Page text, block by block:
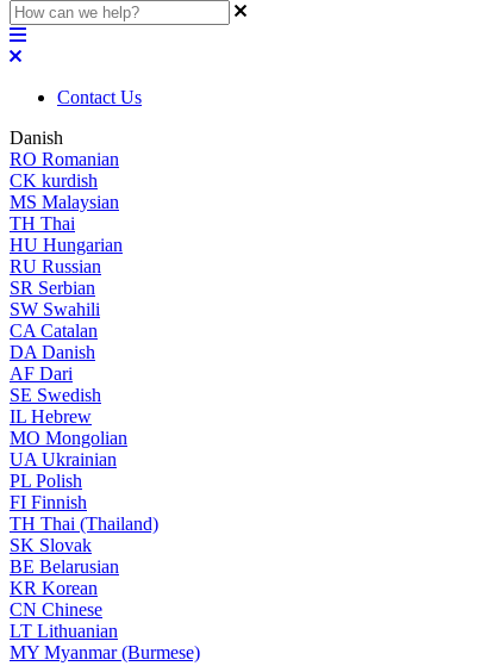
Contact Us
Danish
RO Romanian
CK kurdish
MS Malaysian
TH Thai
HU Hungarian
RU Russian
SR Serbian
SW Swahili
CA Catalan
DA Danish
AF Dari
SE Swedish
IL Hebrew
MO Mongolian
UA Ukrainian
PL Polish
FI Finnish
TH Thai (Thailand)
SK Slovak
BE Belarusian
KR Korean
CN Chinese
LT Lithuanian
MY Myanmar (Burmese)